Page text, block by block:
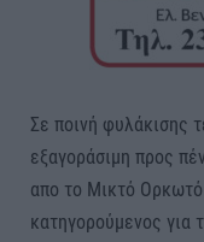
Σε ποινή φυλάκισης
εξαγοράσιμη προς
απο το Μικτό
κατηγορούμενος για